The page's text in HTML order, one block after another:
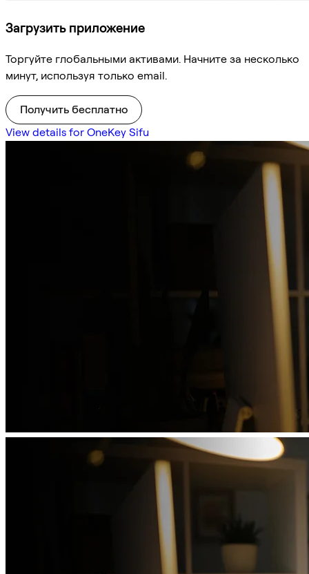
Загрузить приложение
Торгуйте глобальными активами. Начните за несколько
минут, используя только email.
Получить бесплатно
View details for OneKey Sifu